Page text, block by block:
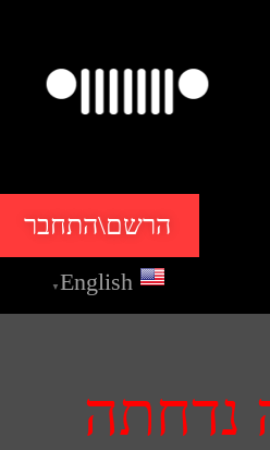
הרשם\התחבר
English
▼
נדחתה